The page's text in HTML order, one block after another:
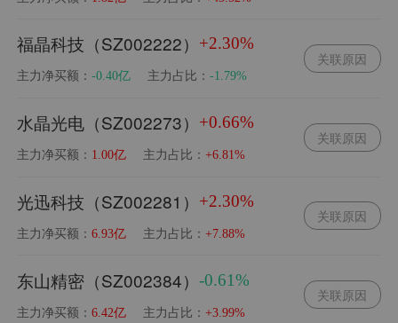
福晶科技（SZ002222） +2.30%
主力净买额：-0.40亿 主力占比：-1.79%
关联原因
水晶光电（SZ002273） +0.66%
主力净买额： 1.00亿 主力占比：+6.81%
关联原因
光迅科技（SZ002281） +2.30%
主力净买额：6.93亿 主力占比：+7.88%
关联原因
东山精密（SZ002384）-0.61%
主力净买额：6.42亿 主力占比：+3.99%
关联原因